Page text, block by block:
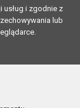
usług i zgodnie z
lub